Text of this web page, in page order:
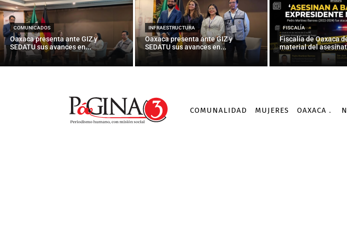
COMUNICADOS
Oaxaca presenta ante GIZ y
SEDATU sus avances en...
INFRAESTRUCTURA
Oaxaca presenta ante GIZ y
SEDATU sus avances en...
FISCALÍA
Fiscalía de Oaxaca
material del
COMUNALIDAD MUJERES OAXACA
Por AGENCIA INFORMATIVA